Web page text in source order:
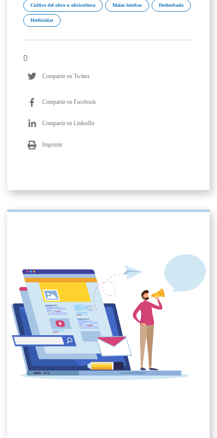
Cultivo del olivo u olivicultura Malas hierbas Desherbado
Herbicidas
Compartir en Twitter
Compartir en Facebook
Compartir en LinkedIn
Imprimir